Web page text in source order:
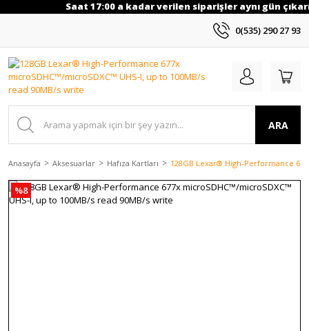
Saat 17:00 a kadar verilen siparişler aynı gün
0(535) 290 27 93
ARA
Anasayfa Aksesuarlar Hafıza Kartları 128GB Lexar® High-Performance
%8